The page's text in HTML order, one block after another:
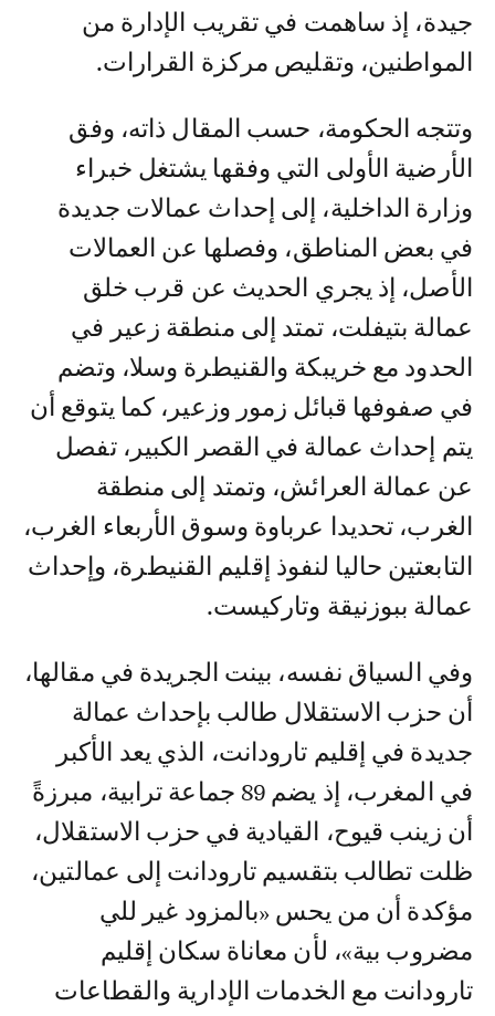
جيدة، إذ ساهمت في تقريب الإدارة من
المواطنين، وتقليص مركزة القرارات.
وتتجه الحكومة، حسب المقال ذاته، وفق
الأرضية الأولى التي وفقها يشتغل خبراء
وزارة الداخلية، إلى إحداث عمالات جديدة
في بعض المناطق، وفصلها عن العمالات
الأصل، إذ يجري الحديث عن قرب خلق
عمالة بتيفلت، تمتد إلى منطقة زعير في
الحدود مع خريبكة والقنيطرة وسلا، وتضم
في صفوفها قبائل زمور وزعير، كما يتوقع أن
يتم إحداث عمالة في القصر الكبير، تفصل
عن عمالة العرائش، وتمتد إلى منطقة
الغرب، تحديدا عرباوة وسوق الأربعاء الغرب،
التابعتين حاليا لنفوذ إقليم القنيطرة، وإحداث
عمالة ببوزنيقة وتاركيست.
وفي السياق نفسه، بينت الجريدة في مقالها،
أن حزب الاستقلال طالب بإحداث عمالة
جديدة في إقليم تارودانت، الذي يعد الأكبر
في المغرب، إذ يضم 89 جماعة ترابية، مبرزةً
أن زينب قيوح، القيادية في حزب الاستقلال،
ظلت تطالب بتقسيم تارودانت إلى عمالتين،
مؤكدة أن من يحس «بالمزود غير للي
مضروب بية»، لأن معاناة سكان إقليم
تارودانت مع الخدمات الإدارية والقطاعات